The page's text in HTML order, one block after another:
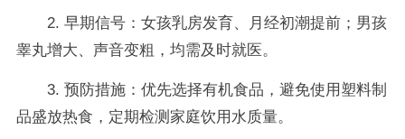
2. 早期信号：女孩乳房发育、月经初潮提前；男孩
睾丸增大、声音变粗，均需及时就医。
3. 预防措施：优先选择有机食品，避免使用塑料制
品盛放热食，定期检测家庭饮用水质量。